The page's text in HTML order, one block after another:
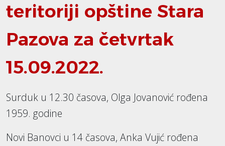
teritoriji opštine Stara
Pazova za četvrtak
15.09.2022.
Surduk u 12.30 časova, Olga Jovanović rođena
1959. godine
Novi Banovci u 14 časova, Anka Vujić rođena